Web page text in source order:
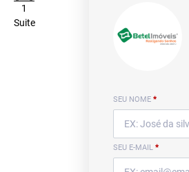
1
Suite
SEU NOME *
SEU E-MAIL *